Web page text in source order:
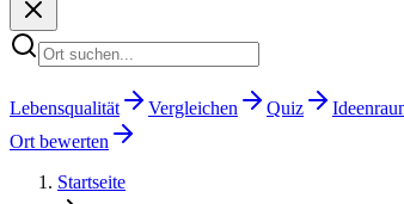
Lebensqualität Vergleichen Quiz
Ort bewerten
Startseite